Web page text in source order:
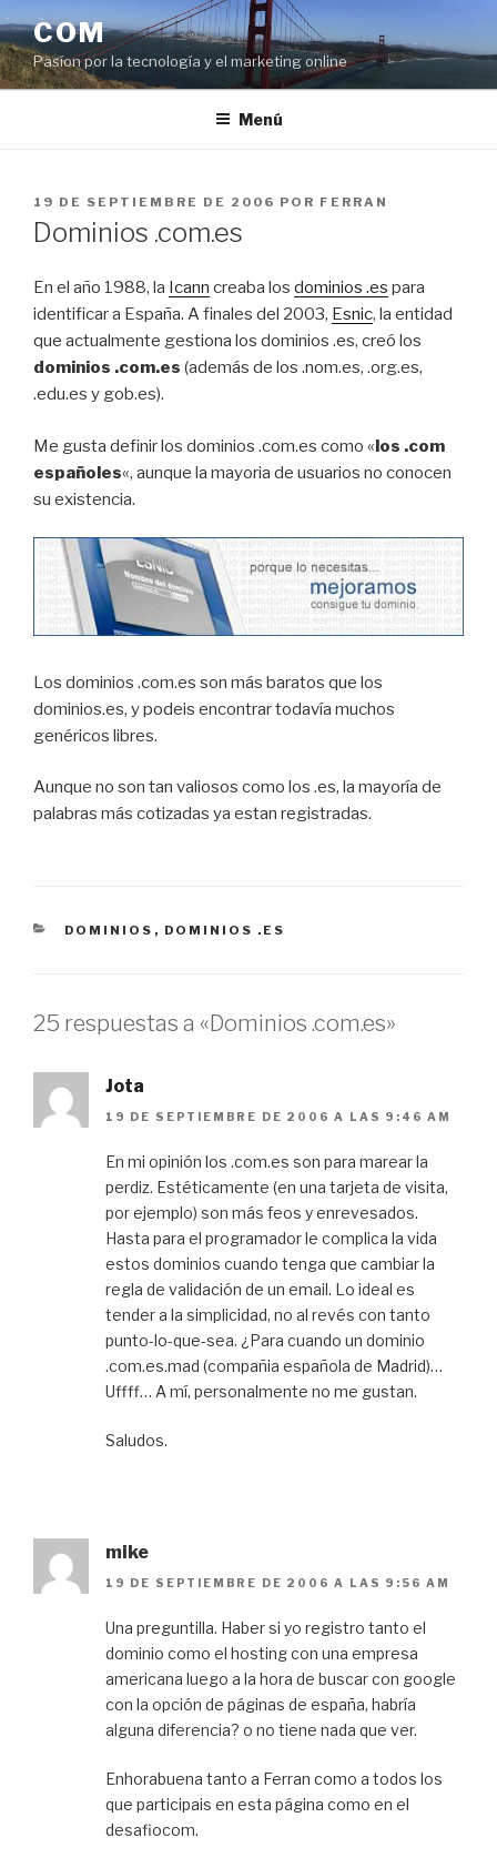
al
contenido
COM
Pasíon por la tecnología y el marketing online
Menú
PUBLICADO
EL
19 DE SEPTIEMBRE DE 2006 POR FERRAN
Dominios .com.es
En el año 1988, la Icann creaba los dominios .es para
identificar a España. A finales del 2003, Esnic, la entidad
que actualmente gestiona los dominios .es, creó los
dominios .com.es (además de los .nom.es, .org.es,
.edu.es y gob.es).
Me gusta definir los dominios .com.es como «los .com
españoles«, aunque la mayoria de usuarios no conocen
su existencia.
Los dominios .com.es son más baratos que los
dominios.es, y podeis encontrar todavía muchos
genéricos libres.
Aunque no son tan valiosos como los .es, la mayoría de
palabras más cotizadas ya estan registradas.
CATEGORÍAS
DOMINIOS , DOMINIOS .ES
25 respuestas a «Dominios .com.es»
Jota
19 DE SEPTIEMBRE DE 2006 A LAS 9:46 AM
En mi opinión los .com.es son para marear la
perdiz. Estéticamente (en una tarjeta de visita,
por ejemplo) son más feos y enrevesados.
Hasta para el programador le complica la vida
estos dominios cuando tenga que cambiar la
regla de validación de un email. Lo ideal es
tender a la simplicidad, no al revés con tanto
punto-lo-que-sea. ¿Para cuando un dominio
.com.es.mad (compañia española de Madrid)…
Uffff… A mí, personalmente no me gustan.
Saludos.
mike
19 DE SEPTIEMBRE DE 2006 A LAS 9:56 AM
Una preguntilla. Haber si yo registro tanto el
dominio como el hosting con una empresa
americana luego a la hora de buscar con google
con la opción de páginas de españa, habría
alguna diferencia? o no tiene nada que ver.
Enhorabuena tanto a Ferran como a todos los
que participais en esta página como en el
desafiocom.